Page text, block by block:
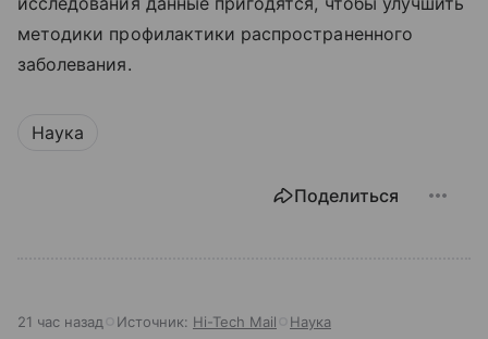
методики профилактики распространенного
заболевания.
Наука
Поделиться
21 час назад Источник: Hi-Tech Mail Наука